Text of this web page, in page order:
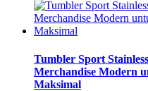
Tumbler Sport
Merchandise Modern
Maksimal